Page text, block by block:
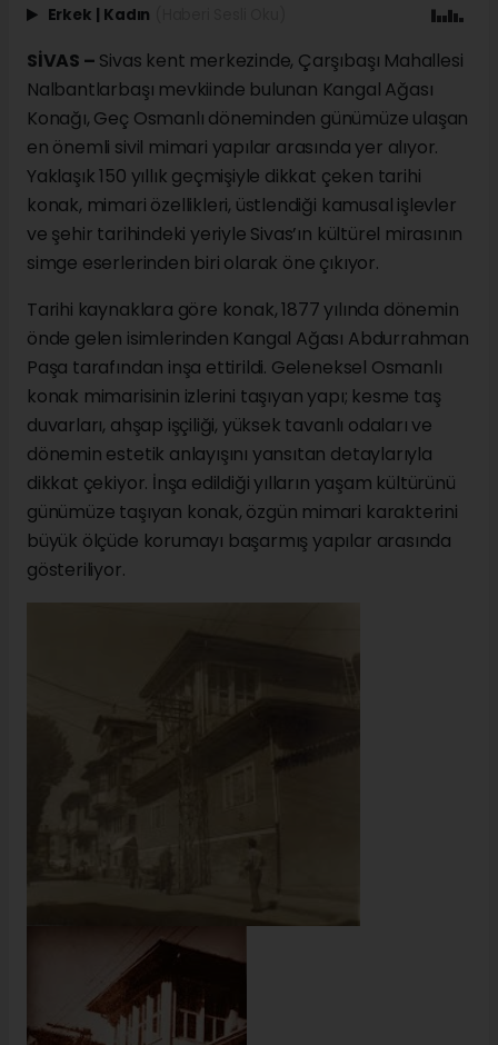
Erkek Kadın
SİVAS – Sivas kent merkezinde, Çarşıbaşı Mahallesi
Nalbantlarbaşı mevkiinde bulunan Kangal Ağası
Konağı, Geç Osmanlı döneminden günümüze ulaşan
en önemli sivil mimari yapılar arasında yer alıyor.
Yaklaşık 150 yıllık geçmişiyle dikkat çeken tarihi
konak, mimari özellikleri, üstlendiği kamusal işlevler
ve şehir tarihindeki yeriyle Sivas’ın kültürel mirasının
simge eserlerinden biri olarak öne çıkıyor.
Tarihi kaynaklara göre konak, 1877 yılında dönemin
önde gelen isimlerinden Kangal Ağası Abdurrahman
Paşa tarafından inşa ettirildi. Geleneksel Osmanlı
konak mimarisinin izlerini taşıyan yapı; kesme taş
duvarları, ahşap işçiliği, yüksek tavanlı odaları ve
dönemin estetik anlayışını yansıtan detaylarıyla
dikkat çekiyor. İnşa edildiği yılların yaşam kültürünü
günümüze taşıyan konak, özgün mimari karakterini
büyük ölçüde korumayı başarmış yapılar arasında
gösteriliyor.